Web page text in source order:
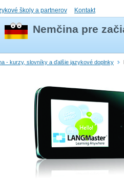
školy a partnerov Kontakt
Nemčina pre
- kurzy, slovníky a ďalšie jazykové doplnky